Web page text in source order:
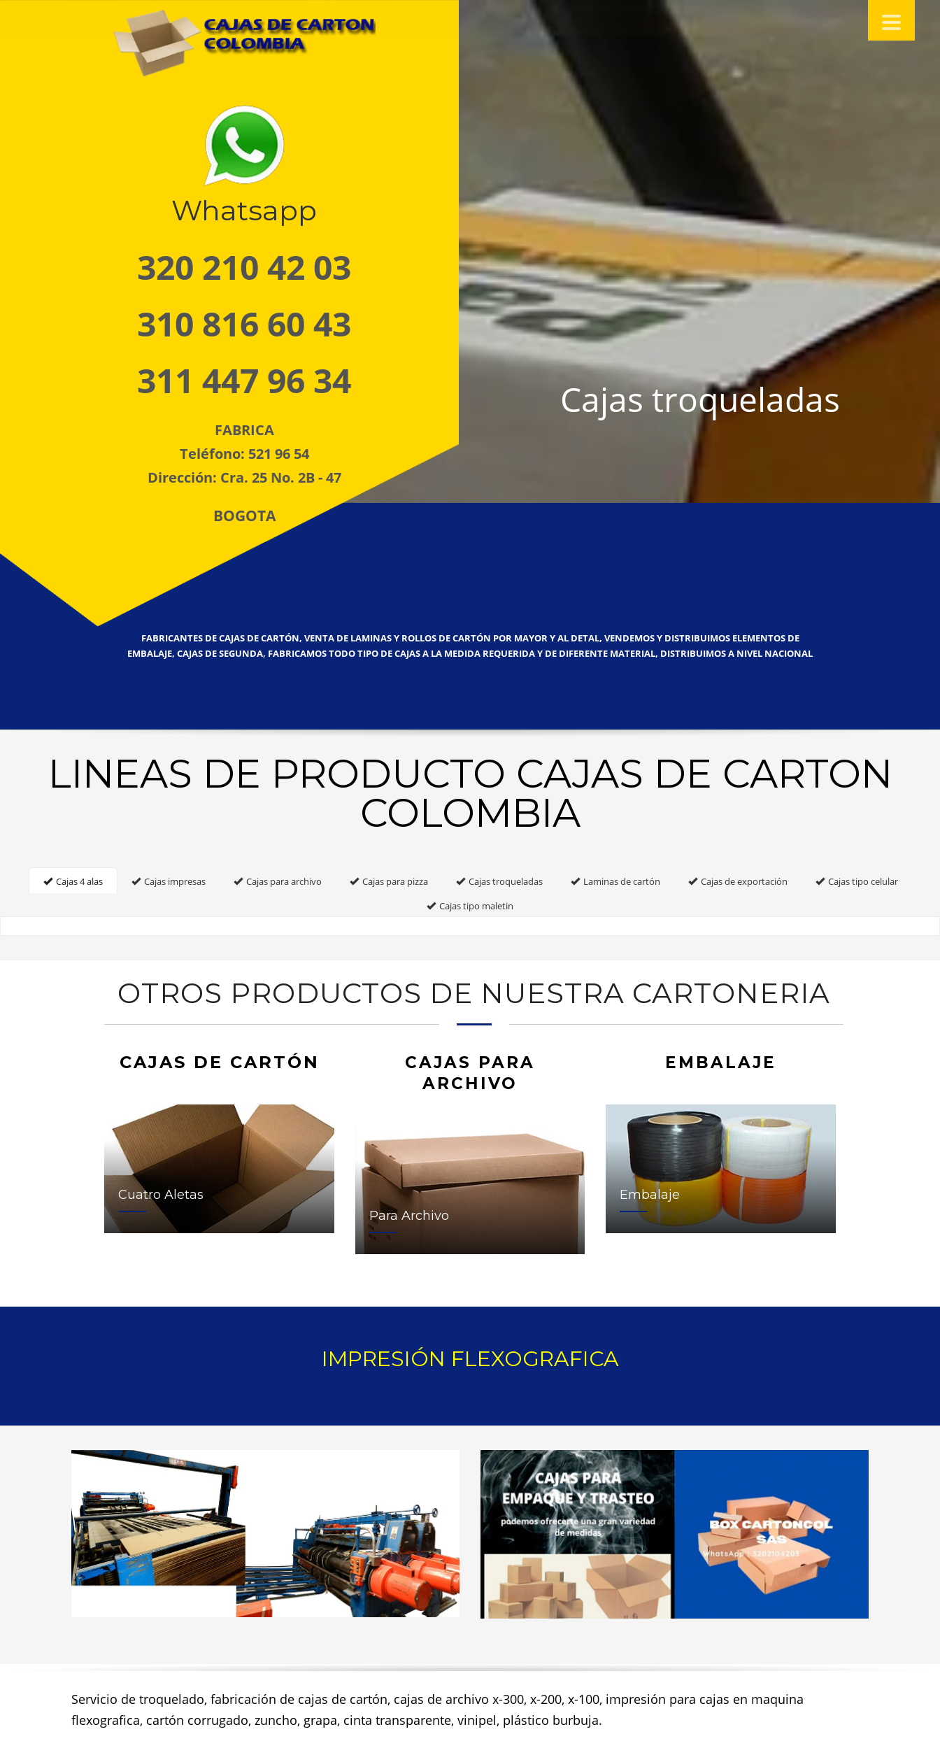
Whatsapp
320 210 42 03
310 816 60 43
311 447 96 34
FABRICA
Teléfono: 521 96 54
Dirección: Cra. 25 No. 2B - 47
BOGOTA
Cajas troqueladas
FABRICANTES DE CAJAS DE CARTÓN, VENTA DE LAMINAS Y ROLLOS DE CARTÓN POR MAYOR Y AL DETAL, VENDEMOS Y DISTRIBUIMOS ELEMENTOS DE
EMBALAJE, CAJAS DE SEGUNDA, FABRICAMOS TODO TIPO DE CAJAS A LA MEDIDA REQUERIDA Y DE DIFERENTE MATERIAL, DISTRIBUIMOS A NIVEL NACIONAL
LINEAS DE PRODUCTO CAJAS DE CARTON
COLOMBIA
Cajas 4 alas Cajas impresas Cajas para archivo Cajas para pizza Cajas troqueladas Laminas de cartón Cajas de exportación
Cajas tipo celular
Cajas tipo maletin
OTROS PRODUCTOS DE NUESTRA CARTONERIA
CAJAS DE CARTÓN
Cuatro Aletas
CAJAS PARA
ARCHIVO
Para Archivo
EMBALAJE
Embalaje
IMPRESIÓN FLEXOGRAFICA
Servicio de troquelado, fabricación de cajas de cartón, cajas de archivo x-300, x-200, x-100, impresión para cajas en maquina
flexografica, cartón corrugado, zuncho, grapa, cinta transparente, vinipel, plástico burbuja.